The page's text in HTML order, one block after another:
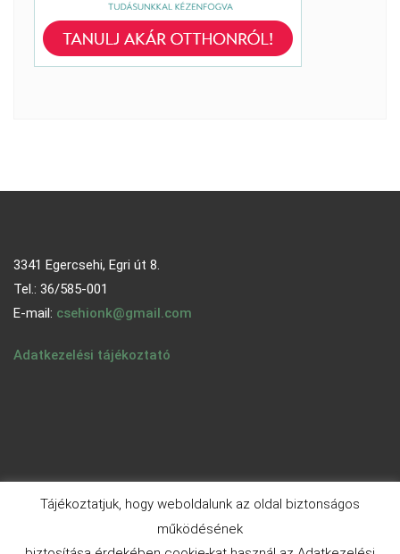
3341 Egercsehi, Egri út 8.
Tel.: 36/585-001
E-mail: csehionk@gmail.com
Adatkezelési tájékoztató
Tájékoztatjuk, hogy weboldalunk az oldal biztonságos
működésének